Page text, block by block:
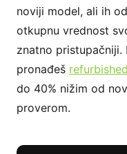
noviji model, ali ih
otkupnu vrednost
znatno pristupačniji.
pronađeš
do 40% nižim od
proverom.